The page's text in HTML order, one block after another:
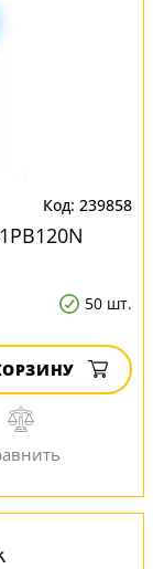
239858
50 шт.